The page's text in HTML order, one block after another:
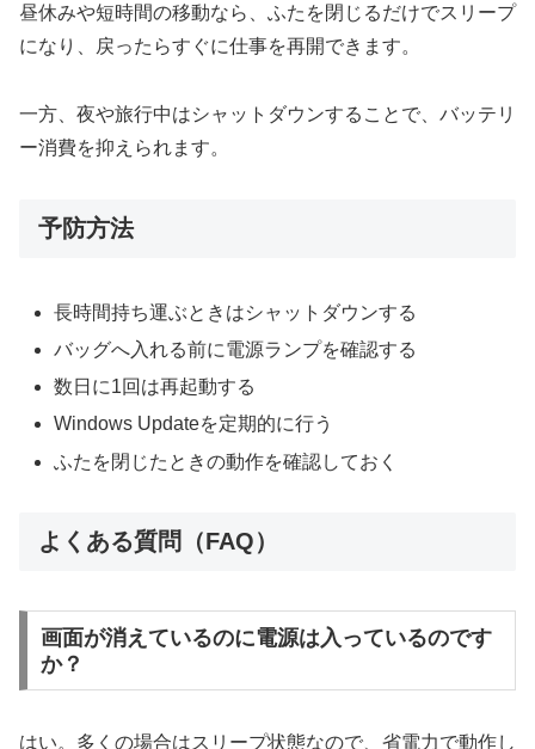
昼休みや短時間の移動なら、ふたを閉じるだけでスリープ
になり、戻ったらすぐに仕事を再開できます。
一方、夜や旅行中はシャットダウンすることで、バッテリ
ー消費を抑えられます。
予防方法
長時間持ち運ぶときはシャットダウンする
バッグへ入れる前に電源ランプを確認する
数日に1回は再起動する
Windows Updateを定期的に行う
ふたを閉じたときの動作を確認しておく
よくある質問（FAQ）
画面が消えているのに電源は入っているのです
か？
はい。多くの場合はスリープ状態なので、省電力で動作し